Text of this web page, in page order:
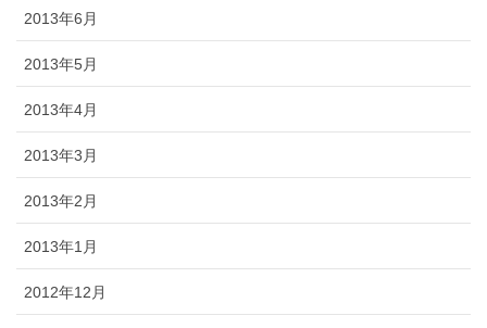
2013年6月
2013年5月
2013年4月
2013年3月
2013年2月
2013年1月
2012年12月